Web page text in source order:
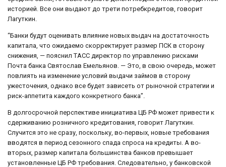
историей. Все они выдают до трети потребкредитов, говорит
Лагуткин.
“Банки будут оценивать влияние новых выдач на достаточность
капитала, что ожидаемо скорректирует размер ПСК в сторону
снижения, — пояснил ТАСС директор по управлению рисками
Почта банка Святослав Емельянов. — Это, в свою очередь, может
повлиять на изменение условий выдачи займов в сторону
ужесточения, однако все будет зависеть от рыночной стратегии и
риск-аппетита каждого конкретного банка”.
В долгосрочной перспективе инициатива ЦБ РФ может привести к
сдерживанию розничного кредитования, говорит Лагуткин.
Случится это не сразу, поскольку, во-первых, новые требования
вводятся в период сезонного спада спроса на кредиты. А во-
вторых, размер капитала большинства банков превышает
установленные ЦБ РФ требования. Следовательно, у банковской